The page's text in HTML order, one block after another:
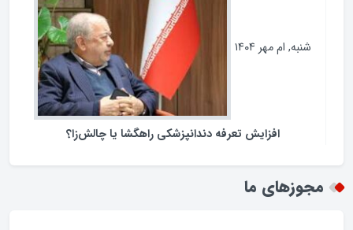
شنبه, ام مهر ۱۴۰۴
افزایش تعرفه دندانپزشکی راهگشا یا چالش‌زا؟
مجوزهای ما